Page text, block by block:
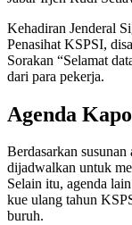
Kehadiran Jenderal
Penasihat KSPSI,
Sorakan “Selamat
dari para pekerja.
Agenda
Berdasarkan
dijadwalkan untuk
Selain itu, agenda
kue ulang tahun
buruh.